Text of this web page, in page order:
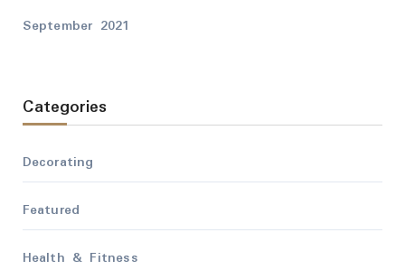
September 2021
Categories
Decorating
Featured
Health & Fitness